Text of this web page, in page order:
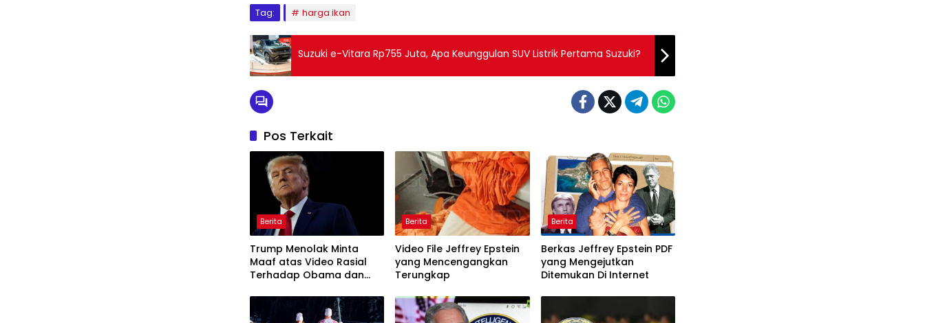
Tag: harga ikan
Suzuki e-Vitara Rp755 Juta, Apa Keunggulan SUV Listrik Pertama Suzuki?
Pos Terkait
Berita
Trump Menolak Minta
Maaf atas Video Rasial
Terhadap Obama dan
Berita
Video File Jeffrey Epstein
yang Mencengangkan
Terungkap
Berita
Berkas Jeffrey Epstein PDF
yang Mengejutkan
Ditemukan Di Internet